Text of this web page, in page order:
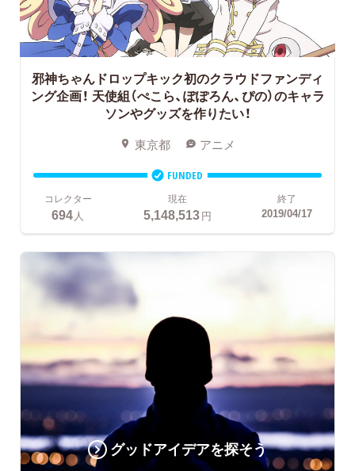
邪神ちゃんドロップキック初のクラウドファンディ
ング企画！ 天使組（ぺこら、ぽぽろん、ぴの）のキャラ
ソンやグッズを作りたい！
東京都 アニメ
FUNDED
コレクター
694人
現在
5,148,513円
終了
2019/04/17
グッドアイデアを探そう